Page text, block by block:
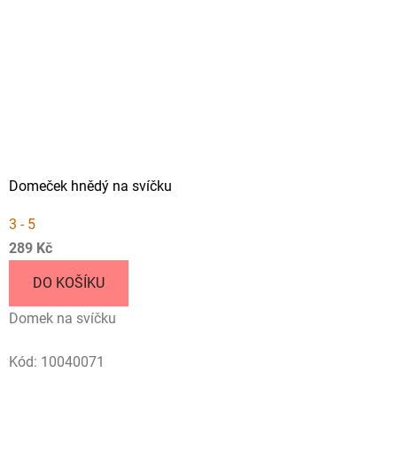
Domeček hnědý na svíčku
3 - 5
289 Kč
DO KOŠÍKU
Domek na svíčku
Kód: 10040071